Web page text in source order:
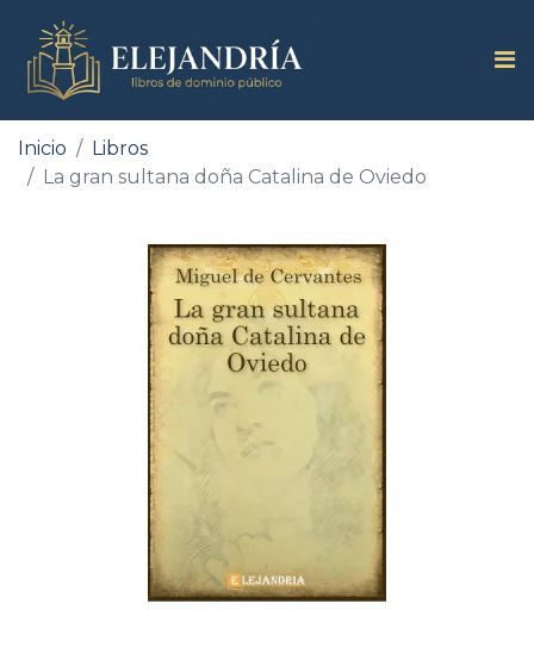
Inicio
Libros
La gran sultana doña Catalina de Oviedo